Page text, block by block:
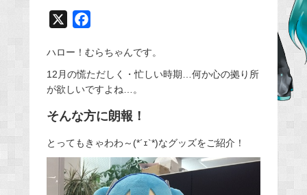
c
e
b
o
k
ハロー！むらちゃんです。
12月の慌ただしく・忙しい時期…何か心の拠り所
が欲しいですよね…。
そんな方に朗報！
とってもきゃわわ～(*´ｪ`*)なグッズをご紹介！